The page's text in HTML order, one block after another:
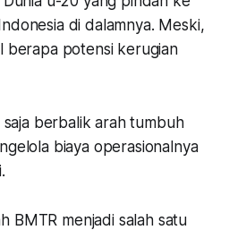
di dalamnya. Meski,
berapa potensi kerugian
saja berbalik arah tumbuh
biaya operasionalnya
BMTR menjadi salah satu